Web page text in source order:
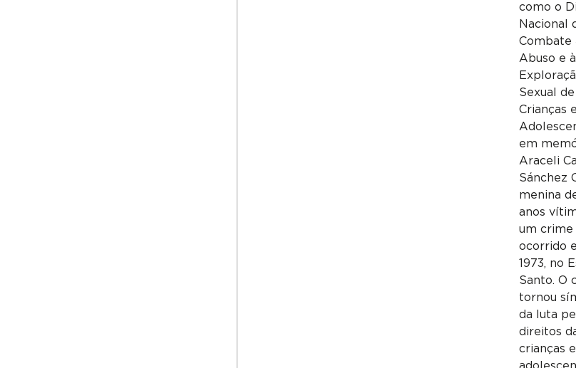
como o
Nacional
Combate
Abuso e à
Sexual de
Crianças e
em
Araceli
Sánchez
menina
anos
um crime
ocorrido
1973, no
Santo. O
tornou
da luta
direitos
crianças e